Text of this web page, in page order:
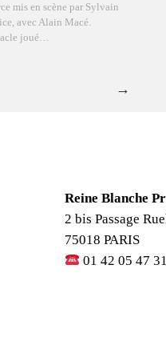
mis en scène par Sylvain
avec Alain Macé.
joué…
Reine Blanche
2 bis Passage
75018 PARIS
01 42 05 47 31